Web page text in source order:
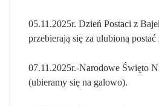
05.11.2025r. Dzień Postaci z
przebierają się za ulubioną postać
07.11.2025r.-Narodowe Święto
(ubieramy się na galowo).